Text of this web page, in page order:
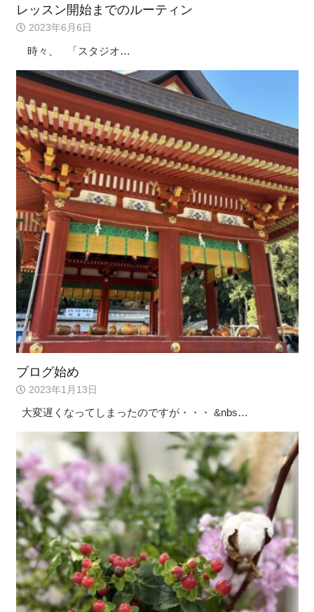
レッスン開始までのルーティン
2023年6月6日
時々、 「スタジオ…
ブログ始め
2023年1月13日
大変遅くなってしまったのですが・・・ &nbs…